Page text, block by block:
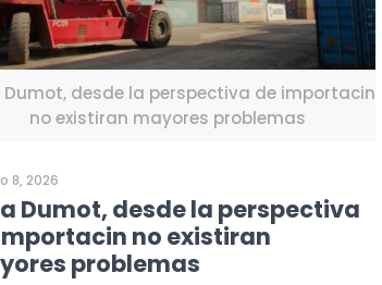
Dumot, desde la perspectiva de importacin
no existiran mayores problemas
8, 2026
Dumot, desde la perspectiva
no existiran
problemas